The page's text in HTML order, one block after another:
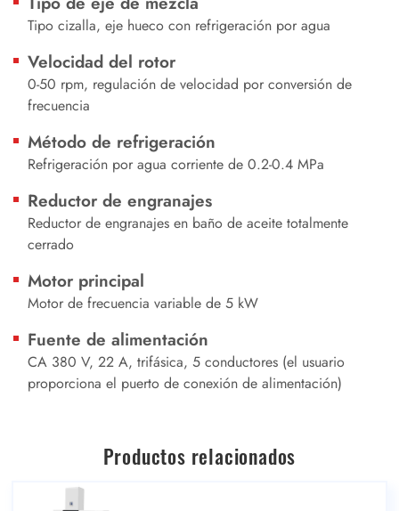
Tipo cizalla, eje hueco con refrigeración por agua
Velocidad del rotor
0-50 rpm, regulación de velocidad por conversión de
frecuencia
Método de refrigeración
Refrigeración por agua corriente de 0.2-0.4 MPa
Reductor de engranajes
Reductor de engranajes en baño de aceite totalmente
cerrado
Motor principal
Motor de frecuencia variable de 5 kW
Fuente de alimentación
CA 380 V, 22 A, trifásica, 5 conductores (el usuario
proporciona el puerto de conexión de alimentación)
Productos relacionados